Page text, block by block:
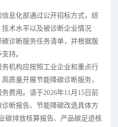
信息化部通过公开招标方式，综
术水平以及被诊断企业情况
诊断服务任务清单，并根据服
持。
务机构应按照工业企业和重点行
质量开展节能降碳诊断服务，
费用。请于2026年11月15日前
断报告、节能降碳改造具体方
碳排放核算报告、产品碳足迹核